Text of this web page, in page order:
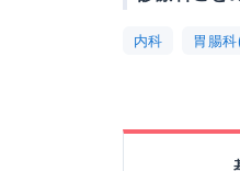
内科 胃腸